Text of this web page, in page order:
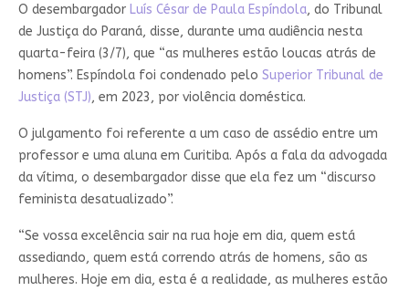
O desembargador Luís César de Paula Espíndola, do Tribunal
de Justiça do Paraná, disse, durante uma audiência nesta
quarta-feira (3/7), que “as mulheres estão loucas atrás de
homens”. Espíndola foi condenado pelo Superior Tribunal de
Justiça (STJ), em 2023, por violência doméstica.
O julgamento foi referente a um caso de assédio entre um
professor e uma aluna em Curitiba. Após a fala da advogada
da vítima, o desembargador disse que ela fez um “discurso
feminista desatualizado”.
“Se vossa excelência sair na rua hoje em dia, quem está
assediando, quem está correndo atrás de homens, são as
mulheres. Hoje em dia, esta é a realidade, as mulheres estão